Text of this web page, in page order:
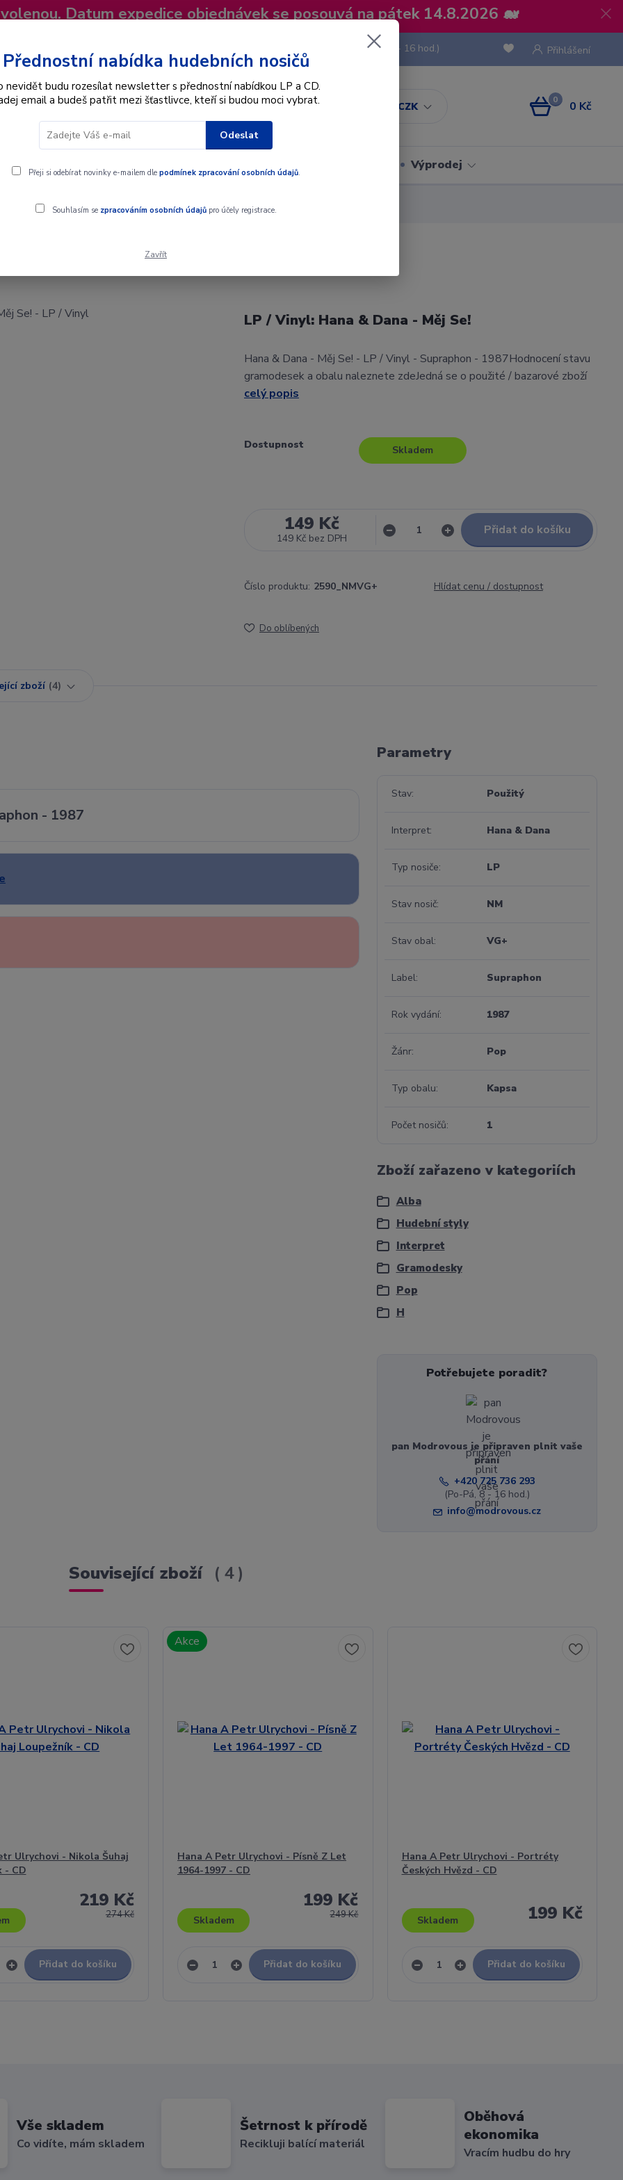
Datum expedice objednávek se posouvá na pátek 14.8.2026 🐋
CZK
Přihlášení
Hledat
(Po-Pá, 8 - 16 hod.)
0 0 Kč
Interpret Dárkové poukazy Výprodej
LP / Vinyl: Hana & Dana - Měj Se!
Hana & Dana - Měj Se! - LP / Vinyl - Supraphon - 1987Hodnocení stavu
gramodesek a obalu naleznete zdeJedná se o použité / bazarové zboží
celý popis
Dostupnost Skladem
149 Kč
149 Kč bez DPH
Přidat do košíku
Číslo produktu: 2590_NMVG+ Hlídat cenu / dostupnost
Do oblíbených
zboží 4
- 1987
Parametry
Stav Použitý
Interpret Hana & Dana
Typ nosiče LP
Stav nosič NM
Stav obal VG+
Label Supraphon
Rok vydání 1987
Žánr Pop
Typ obalu Kapsa
Počet nosičů 1
Zboží zařazeno v kategoriích
Alba
Hudební styly
Interpret
Gramodesky
Pop
H
Potřebujete poradit?
pan Modrovous je připraven plnit vaše
přání
+420 725 736 293
(Po-Pá, 8 - 16 hod.)
info@modrovous.cz
Související zboží 4
Ulrychovi - Nikola Šuhaj
- CD
274 Kč
219 Kč
Přidat do košíku
Akce
Hana A Petr Ulrychovi - Písně Z Let
1964-1997 - CD
249 Kč
199 Kč
Skladem
Přidat do košíku
Hana A Petr Ulrychovi - Portréty
Českých Hvězd - CD
199 Kč
Skladem
Přidat do košíku
Vše skladem
Co vidíte, mám skladem
Šetrnost k přírodě
Recikluji balící materiál
Oběhová
ekonomika
Vracím hudbu do hry
Přednostní nabídka hudebních nosičů
nevidět budu rozesílat newsletter s přednostní nabídkou LP a CD.
email a budeš patřit mezi šťastlivce, kteří si budou moci vybrat.
Odeslat
Přeji si odebírat novinky e-mailem dle podmínek zpracování osobních údajů.
Souhlasím se zpracováním osobních údajůpro účely registrace.
Zavřít